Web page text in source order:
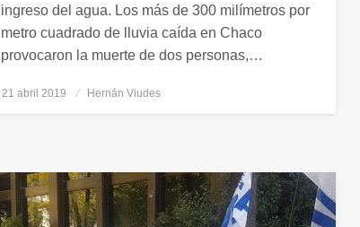
ingreso del agua. Los más de 300 milímetros por
metro cuadrado de lluvia caída en Chaco
provocaron la muerte de dos personas,…
Publicado
21 abril 2019 Hernán Viudes